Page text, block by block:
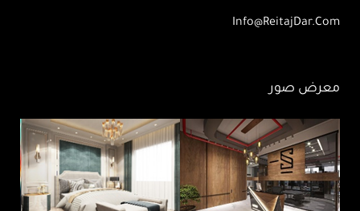
Info@ReitajDar.com
معرض صور